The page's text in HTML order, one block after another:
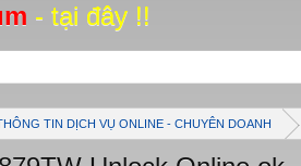
- tại đây !!
TIN DỊCH VỤ ONLINE - CHUYÊN DOANH